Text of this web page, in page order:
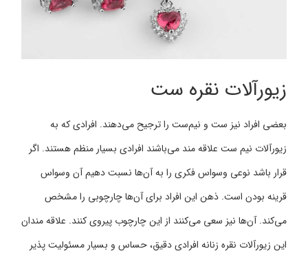
زیورآلات نقره ست
بعضی افراد نیز ست و نیم‌ست را ترجیح می‌دهند. افرادی که به
زیورآلات نیم ست علاقه مند می‌باشند افرادی بسیار منظم هستند. اگر
قرار باشد نوعی وسواس فکری را به آن‌ها نسبت دهیم آن وسواس
قرینه بودن است. ذهن این افراد برای آن‌ها چارچوبی را مشخص
می‌کند. آن‌ها نیز سعی می‌کنند از این چارچوب پیروی کنند. علاقه مندان
این زیورآلات نقره زنانه افرادی دقیق، حساس و بسیار مسئولیت پذیر